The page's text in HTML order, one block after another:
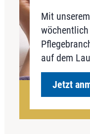
Mit
auf dem
Jetzt